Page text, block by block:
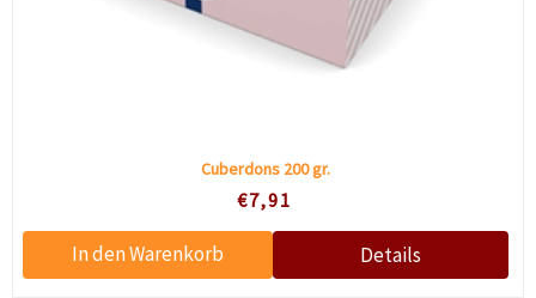
Cuberdons 200 gr.
€7,91